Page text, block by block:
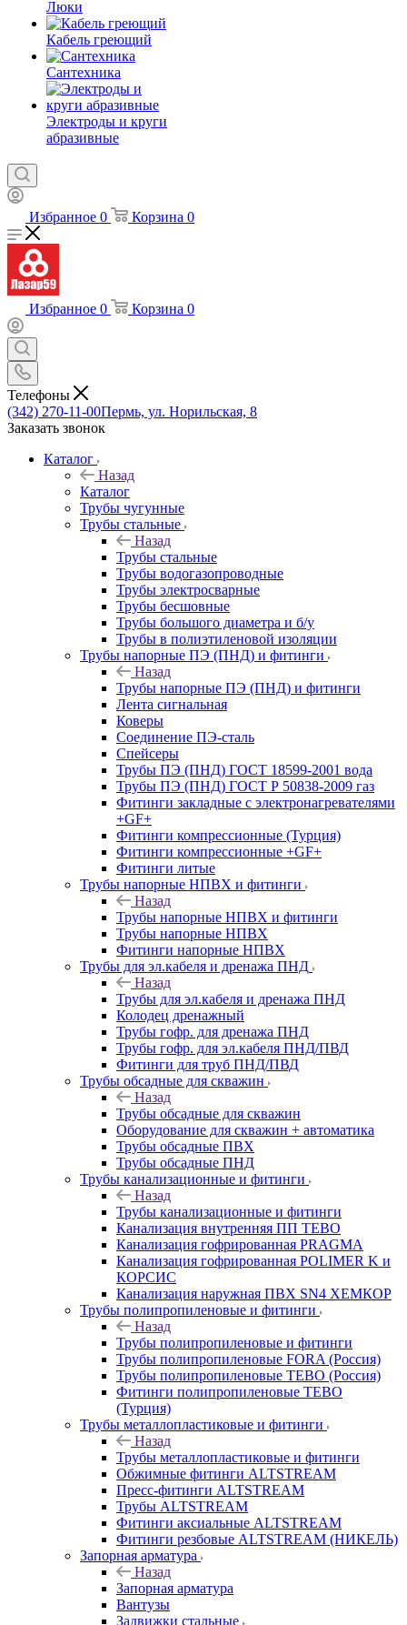
Люки
Кабель греющий
Сантехника
Электроды и круги
абразивные
Избранное 0 Корзина 0
Избранное 0 Корзина 0
Телефоны
(342) 270-11-00Пермь, ул. Норильская, 8
Заказать звонок
Каталог
Назад
Каталог
Трубы чугунные
Трубы стальные
Назад
Трубы стальные
Трубы водогазопроводные
Трубы электросварные
Трубы бесшовные
Трубы большого диаметра и б/у
Трубы в полиэтиленовой изоляции
Трубы напорные ПЭ (ПНД) и фитинги
Назад
Трубы напорные ПЭ (ПНД) и фитинги
Лента сигнальная
Коверы
Соединение ПЭ-сталь
Спейсеры
Трубы ПЭ (ПНД) ГОСТ 18599-2001 вода
Трубы ПЭ (ПНД) ГОСТ Р 50838-2009 газ
Фитинги закладные с электронагревателями
+GF+
Фитинги компрессионные (Турция)
Фитинги компрессионные +GF+
Фитинги литые
Трубы напорные НПВХ и фитинги
Назад
Трубы напорные НПВХ и фитинги
Трубы напорные НПВХ
Фитинги напорные НПВХ
Трубы для эл.кабеля и дренажа ПНД
Назад
Трубы для эл.кабеля и дренажа ПНД
Колодец дренажный
Трубы гофр. для дренажа ПНД
Трубы гофр. для эл.кабеля ПНД/ПВД
Фитинги для труб ПНД/ПВД
Трубы обсадные для скважин
Назад
Трубы обсадные для скважин
Оборудование для скважин + автоматика
Трубы обсадные ПВХ
Трубы обсадные ПНД
Трубы канализационные и фитинги
Назад
Трубы канализационные и фитинги
Канализация внутренняя ПП TEBO
Канализация гофрированная PRAGMA
Канализация гофрированная POLIMER K и
КОРСИС
Канализация наружная ПВХ SN4 ХЕМКОР
Трубы полипропиленовые и фитинги
Назад
Трубы полипропиленовые и фитинги
Трубы полипропиленовые FORA (Россия)
Трубы полипропиленовые TEBO (Россия)
Фитинги полипропиленовые TEBO
(Турция)
Трубы металлопластиковые и фитинги
Назад
Трубы металлопластиковые и фитинги
Обжимные фитинги ALTSTREAM
Пресс-фитинги ALTSTREAM
Трубы ALTSTREAM
Фитинги аксиальные ALTSTREAM
Фитинги резбовые ALTSTREAM (НИКЕЛЬ)
Запорная арматура
Назад
Запорная арматура
Вантузы
Задвижки стальные